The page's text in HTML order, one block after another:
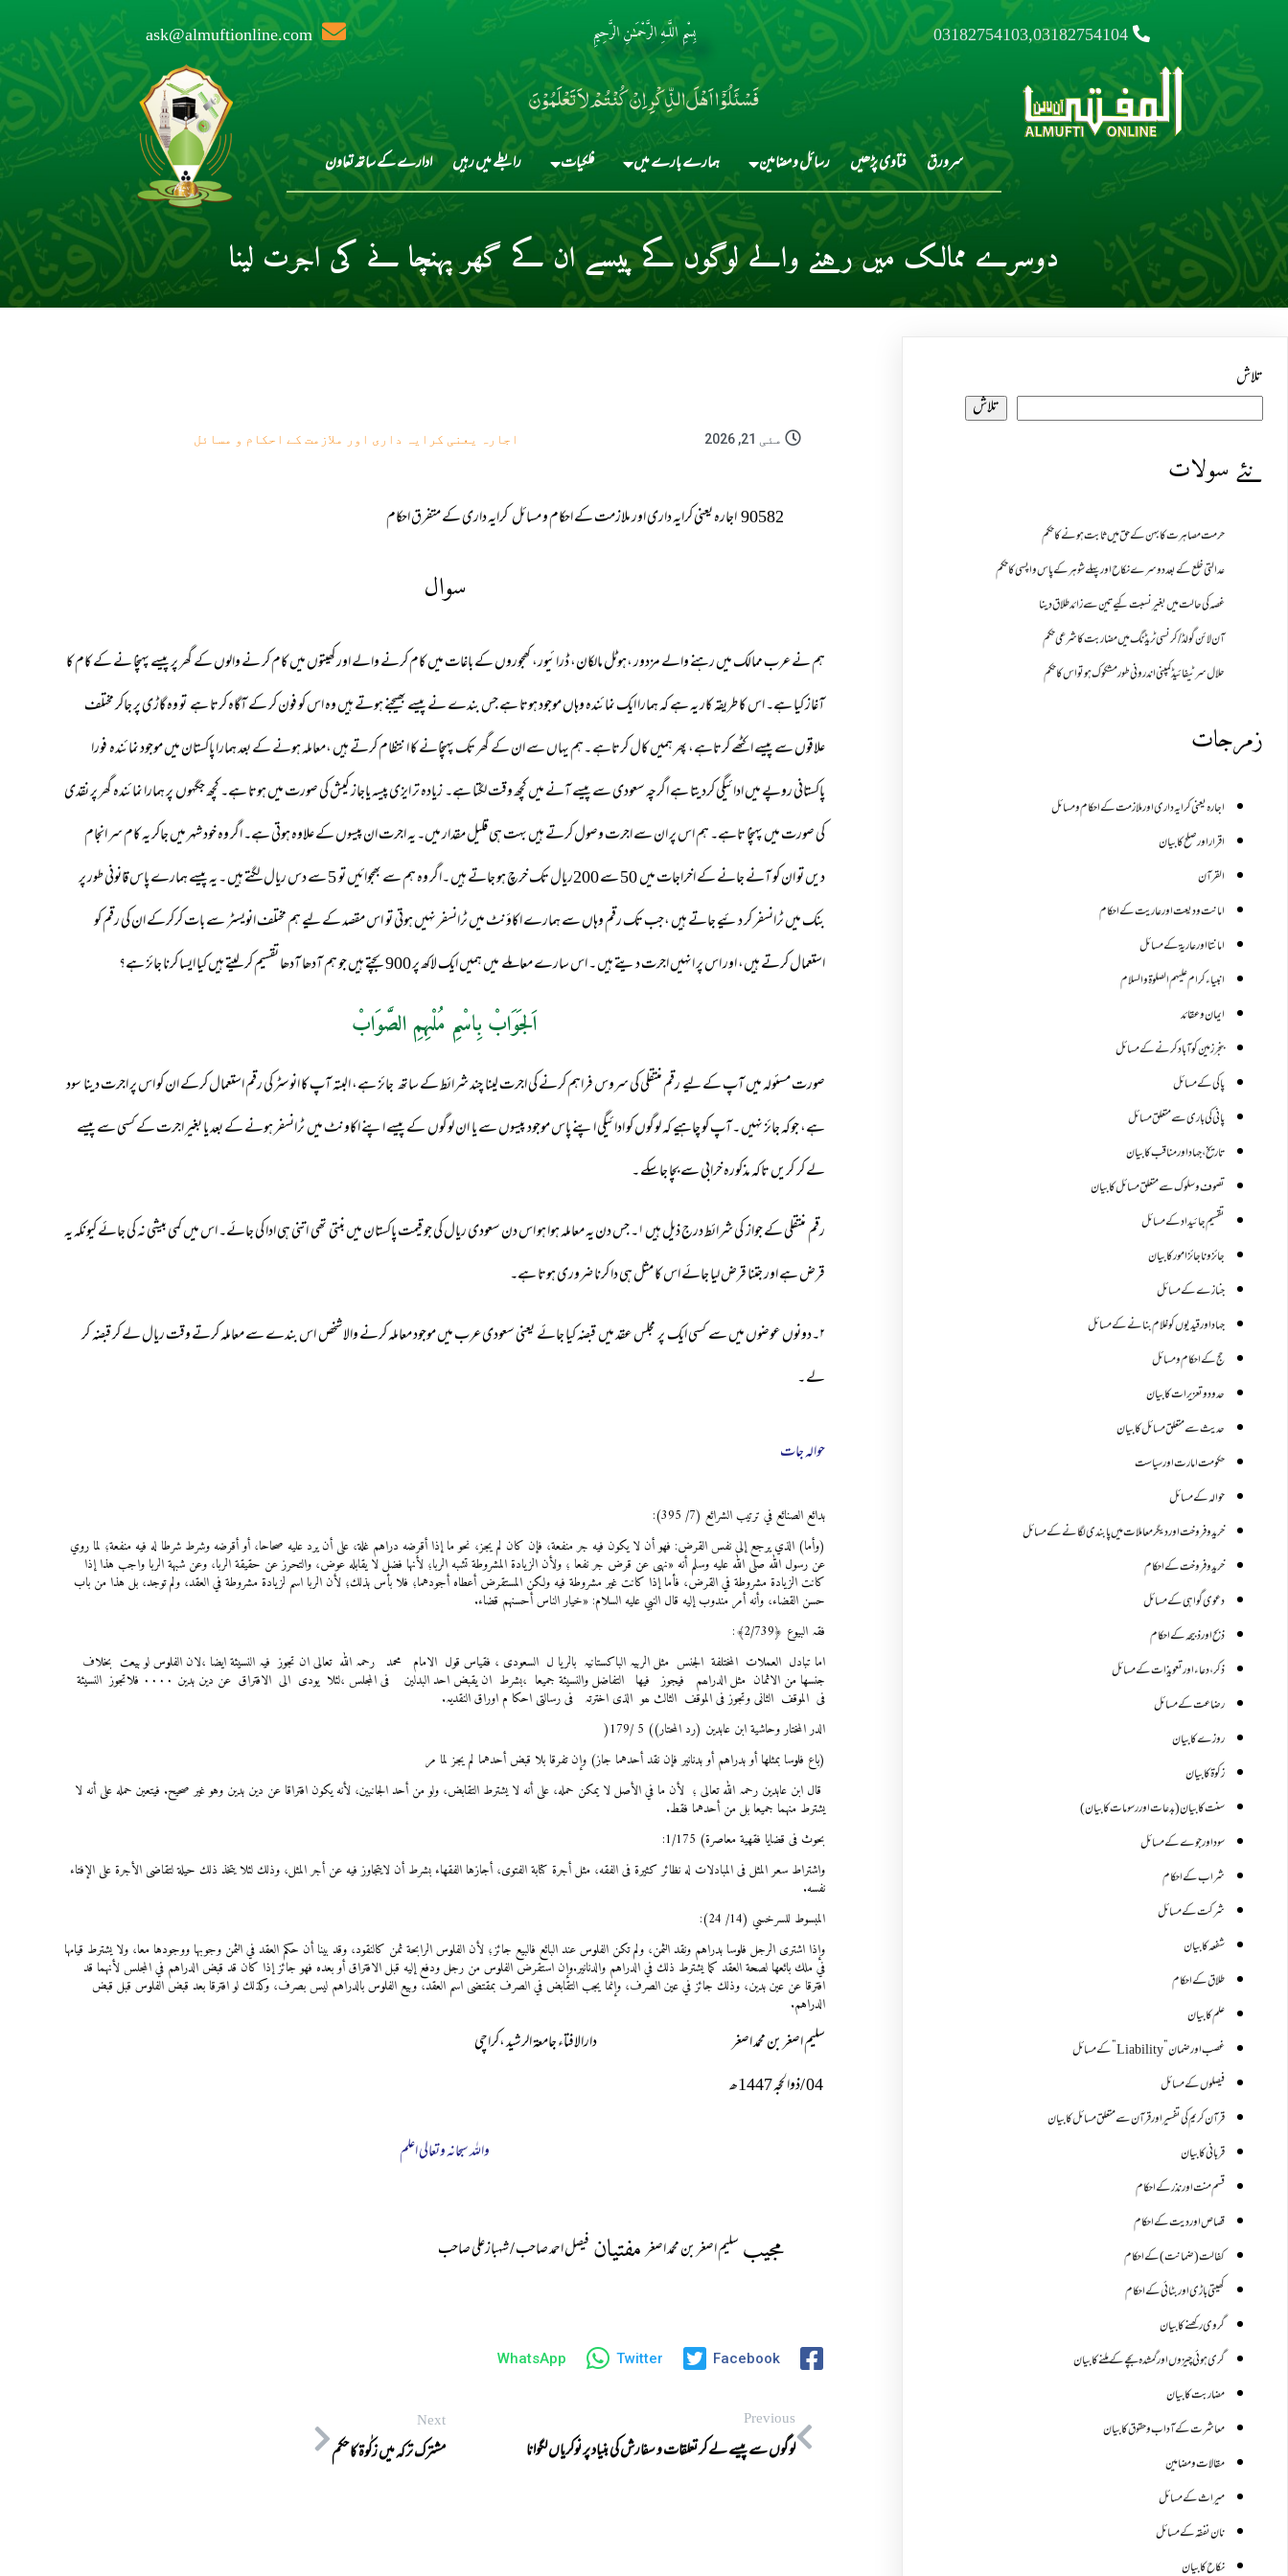
03182754103,03182754104 بِسْمِ اللَّـهِ الرَّحْمَـٰنِ الرَّحِيمِ ask@almuftionline.com
فَسْئَلُوْٓا اَہْلَ الذِّکْرِ اِنْ کُنْتُمْ لاَ تَعْلَمُوْنَ
سرورق فتاوی پڑھیں رسائل و مضامین ہمارے بارے میں فلکیات رابطے میں رہیں ادارے کے ساتھ تعاون
دوسرے ممالک میں رہنے والے لوگوں کے پیسے ان کے گھر پہنچا نے کی اجرت لینا
مئی 21, 2026 اجارہ یعنی کرایہ داری اور ملازمت کے احکام و مسائل
90582اجارہ یعنی کرایہ داری اور ملازمت کے احکام و مسائل کرایہ داری کے متفرق احکام
سوال
ہم نے عرب ممالک میں رہنے والے مزدور ،ہوٹل مالکان، ڈرائیور، کھجوروں کے باغات میں کام کرنے والے اور کھیتوں میں کام کر نے والوں کے گھر پر پیسے پہنچا نے کے کام کا
آغاز کیا ہے۔ اس کا طریقہ کار یہ ہے کہ ہمارا ایک نمائندہ وہاں موجود ہوتا ہے جس بندے نے پیسے بھیجنے ہوتے ہیں وہ اس کو فون کر کے آگاہ کرتا ہے تو وہ گاڑی پر جاکر مختلف
علاقوں سے پیسے اکٹھے کرتاہے، پھر ہمیں کال کرتاہے ۔ہم یہاں سے ان کے گھر تک پہنچانے کا انتظام کرتے ہیں ،معاملہ ہونے کے بعد ہمارا پاکستان میں موجود نمائندہ فورا
پاکستانی روپے میں ادائیگی کردیتا ہے اگرچہ سعودی سے پیسے آنے میں کچھ وقت لگتا ہے۔ زیادہ تر ایزی پیسہ یاجاز کیش کی صورت میں ہوتا ہے۔ کچھ جگہوں پر ہمارا نمائندہ گھر پر نقدی
کی صورت میں پہنچا تاہے۔ ہم اس پر ان سے اجرت وصول کرتے ہیں بہت ہی قلیل مقدار میں۔ یہ اجرت ان پیسوں کے علاوہ ہوتی ہے۔ اگر وہ خود شہر میں جاکر یہ کام سر انجام
دیں تو ان کو آنے جانے کے اخراجات میں 50 سے 200ریال تک خرچ ہو جاتے ہیں ۔اگر وہ ہم سے بھجوائیں تو 5 سے دس ریال لگتے ہیں ۔ یہ پیسے ہمارے پاس قانونی طور پر
بنک میں ٹرانسفر کر دئیے جاتے ہیں ،جب تک رقم وہاں سے ہمارے اکاؤنٹ میں ٹرانسفر نہیں ہوتی تو اس مقصد کے لیے ہم مختلف انویسٹر سے بات کرکرکے ان کی رقم کو
استعمال کرتے ہیں، اور اس پر انہیں اجرت دیتے ہیں ۔ اس سارے معاملے میں ہمیں ایک لاکھ پر 900 بچتے ہیں جو ہم آدھا آدھا تقسیم کر لیتے ہیں کیا ایسا کرنا جائز ہے؟
اَلجَوَابْ بِاسْمِ مُلْہِمِ الصَّوَابْ
صورت مسئولہ میں آپ کے لیے رقم منتقلی کی سروس فراہم کرنے کی اجرت لینا چند شرائط کے ساتھ جائز ہے، البتہ آپ کا انوسٹر کی رقم استعمال کرکے ان کو اس پر اجرت دینا سود
ہے، جوکہ جائز نہیں ۔آپ کو چاہیے کہ لوگوں کو ادائیگی اپنے پاس موجود پیسوں سے یا ان لوگوں کے پیسے اپنے اکاونٹ میں ٹرانسفر ہونے کے بعد یا بغیر اجرت کے کسی سے پیسے
لے کر کریں تاکہ مذکورہ خرابی سے بچا جاسکے ۔
رقم منتقلی کے جواز کی شرائط درج ذیل ہیں ۱۔ جس دن یہ معاملہ ہوا ہو اس دن سعودی ریال کی جو قیمت پاکستان میں بنتی تھی اتنی ہی ادا کی جائے۔ اس میں کمی بیشی نہ کی جائے کیونکہ یہ
قرض ہے اور جتنا قرض لیا جائے اس کا مثل ہی دا کرنا ضروری ہوتا ہے۔
۲۔دونوں عوضوں میں سے کسی ایک پر مجلس عقد میں قبضہ کیا جائے یعنی سعودی عرب میں موجود معاملہ کرنے والا شخص اس بندے سے معاملہ کرتے وقت ریال لے کر قبضہ کر
لے ۔
حوالہ جات
بدائع الصنائع في ترتيب الشرائع (7/ 395):
(وأما) الذي يرجع إلى نفس القرض: فهو أن لا يكون فيه جر منفعة، فإن كان لم يجز، نحو ما إذا أقرضه دراهم غلة، على أن يرد عليه صحاحا، أو أقرضه وشرط شرطا له فيه منفعة؛ لما روي
عن رسول الله صلى الله عليه وسلم أنه «نهى عن قرض جر نفعا ؛ ولأن الزيادة المشروطة تشبه الربا؛ لأنها فضل لا يقابله عوض، والتحرز عن حقيقة الربا، وعن شبهة الربا واجب هذا إذا
كانت الزيادة مشروطة في القرض، فأما إذا كانت غير مشروطة فيه ولكن المستقرض أعطاه أجودهما؛ فلا بأس بذلك؛ لأن الربا اسم لزيادة مشروطة في العقد، ولم توجد، بل هذا من باب
حسن القضاء، وأنه أمر مندوب إليه قال النبي عليه السلام: «خيار الناس أحسنهم قضاء.
فقہ البیوع ﴿2/739﴾:
اما تبادل العملات المختلفة الجنس مثل الربیہ الباکستانیہ بالریا ل السعودی ، فقیاس قول الامام محمد رحمہ اللہ تعالی ان تجوز فیہ النسیئة ایضا ،لان الفلوس لو بیعت بخلاف
جنسھا من الاثمان مثل الدراھم فیجوز فیھا التفاضل والنسیئة جمیعا ،بشرط ان یقبض احد البدلین فی المجلس ،لئلا یودی الی الافتراق عن دین بدین ۰۰۰۰ فلاتجوز النسیئة
فی الموقف الثانی وتجوز فی الموقف الثالث ھو الذی اخترتہ فی رسالتی احکا م اوراق النقدیہ.
الدر المختار وحاشية ابن عابدين (رد المحتار)(
5
/
179
)
(باع فلوسا بمثلها أو بدراهم أو بدنانير فإن نقد أحدهما جاز) وإن تفرقا بلا قبض أحدهما لم يجز لما مر
قال ابن عابدین رحمہ اللہ تعالی ؛ لأن ما في الأصل لا يمكن حمله، على أنه لا يشترط التقابض، ولو من أحد الجانبين، لأنه يكون افتراقا عن دين بدين وهو غير صحيح. فيتعين حمله على أنه لا
يشترط منهما جميعا بل من أحدهما فقط.
بحوث فی قضایا فقهیة معاصرة(
1/175
:
واشتراط سعر المثل فی المبادلات له نظائر کثیرة فی الفقه، مثل أجرة کتابة الفتوی، أجازها الفقهاء بشرط أن لایتجاوز فیه عن أجر المثل، وذلك لئلا یتخذ ذلك حیلة لتقاضی الأجرة علی الإفتاء
نفسه.
المبسوط للسرخسي (14/ 24):
وإذا اشترى الرجل فلوسا بدراهم ونقد الثمن، ولم تكن الفلوس عند البائع فالبيع جائز؛ لأن الفلوس الرابحة ثمن كالنقود، وقد بينا أن حكم العقد في الثمن وجوبها ووجودها معا، ولا يشترط قيامها
في ملك بائعها لصحة العقد كما يشترط ذلك في الدراهم والدنانير.وإن استقرض الفلوس من رجل ودفع إليه قبل الافتراق أو بعده فهو جائز إذا كان قد قبض الدراهم في المجلس لأنهما قد
افترقا عن عين بدين، وذلك جائز في عين الصرف، وإنما يجب التقابض في الصرف بمقتضى اسم العقد، وبيع الفلوس بالدراهم ليس بصرف، وكذلك لو افترقا بعد قبض الفلوس قبل قبض
الدراهم.
سلیم اصغر بن محمد اصغر دارالافتاء جامعۃ الرشید ،کراچی
04/ذوالحجہ1447ھ
واللہ سبحانہ وتعالی اعلم
مجیب سلیم اصغر بن محمد اصغرمفتیان فیصل احمد صاحب / شہبازعلی صاحب
Facebook
Twitter
WhatsApp
Previous
لوگوں سے پیسے لے کر تعلقات و سفارش کی بنیاد پر نوکریاں لگوانا
Next
مشترك ترکہ میں زکٰوۃ کا حکم
تلاش
تلاش
نئے سولات
حرمت مصاہرت کا بہن کے حق میں ثابت ہونے کا حکم
عدالتی خلع کے بعد دوسرے نکاح اور پہلے شوہر کے پاس واپسی کا حکم
غصہ کی حالت میں بغیر نسبت کیے تین سے زائد طلاق دینا
آن لائن گولڈ /کرنسی ٹریڈنگ میں مضاربت کا شرعی حکم
حلال سرٹیفائیڈ کمپنی اندرونی طور مشکوک ہو تو اس کا حکم
زمرجات
اجارہ یعنی کرایہ داری اور ملازمت کے احکام و مسائل
اقرار اور صلح کا بیان
القرآن
امانت ودیعت اورعاریت کے احکام
امانتا اور عاریة کے مسائل
انبیاء کرام علیہم الصلوۃ والسلام
ایمان وعقائد
بنجر زمین کو آباد کرنے کے مسائل
پاکی کے مسائل
پانی کی باری سے متعلق مسائل
تاریخ،جہاد اور مناقب کا بیان
تصوف و سلوک سے متعلق مسائل کا بیان
تقسیم جائیداد کے مسائل
جائز و ناجائزامور کا بیان
جنازے کےمسائل
جہاد اور قیدیوں کو غلام بنانے کے مسائل
حج کے احکام ومسائل
حدود و تعزیرات کا بیان
حدیث سے متعلق مسائل کا بیان
حکومت امارت اور سیاست
حوالہ کے مسائل
خرید و فروخت اور دیگر معاملات میں پابندی لگانے کے مسائل
خرید و فروخت کے احکام
دعوی گواہی کے مسائل
ذبح اور ذبیحہ کے احکام
ذکر،دعاء اور تعویذات کے مسائل
رضاعت کے مسائل
روزے کا بیان
زکوة کابیان
سنت کا بیان (بدعات اور رسومات کا بیان)
سود اور جوے کے مسائل
شراب کے احکام
شرکت کے مسائل
شفعہ کا بیان
طلاق کے احکام
علم کا بیان
غصب اورضمان”Liability” کے مسائل
فیصلوں کے مسائل
قرآن کریم کی تفسیر اور قرآن سے متعلق مسائل کا بیان
قربانی کا بیان
قسم منت اور نذر کے احکام
قصاص اور دیت کے احکام
کفالت (ضمانت) کے احکام
کھیتی باڑی اور بٹائی کے احکام
گروی رکھنے کا بیان
گری ہوئی چیزوں اورگمشدہ بچے کے ملنے کا بیان
مضاربت کا بیان
معاشرت کے آداب و حقوق کا بیان
مقالات ومضامین
میراث کے مسائل
نان نفقہ کے مسائل
نکاح کا بیان